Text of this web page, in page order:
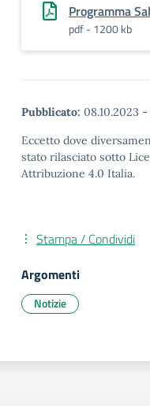
Programma
pdf - 1200 kb
Pubblicato: 08.10.2023 -
Eccetto dove
stato rilasciato sotto
Attribuzione 4.0 Italia.
Stampa / Condividi
Argomenti
Notizie